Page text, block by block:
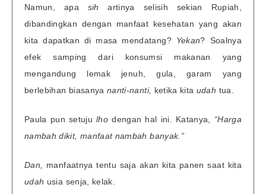
Namun, apa sihartinya selisih sekian Rupiah,
dibandingkan dengan manfaat kesehatan yang akan
kita dapatkan di masa mendatang? Yekan? Soalnya
efek samping dari konsumsi makanan yang
mengandung lemak jenuh, gula, garam yang
berlebihan biasanya nanti-nanti, ketika kita udah tua.
Paula pun setujulhodengan hal ini. Katanya, “Harga
nambah dikit, manfaat nambah banyak.”
Dan,
manfaatnya tentu saja akan kita panen saat kita
udah usia senja, kelak.